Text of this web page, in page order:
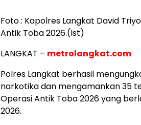
Foto : Kapolres Langkat David
Antik Toba 2026.(Ist)
LANGKAT – metrolangkat.com
Polres Langkat berhasil
narkotika dan mengamankan 35
Operasi Antik Toba 2026 yang
2026.